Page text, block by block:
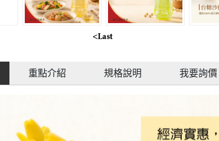
重點介紹 規格說明 我要詢價